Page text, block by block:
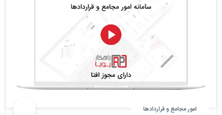
امور مجامع و قراردادها